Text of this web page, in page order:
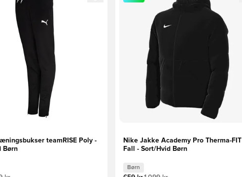
teamRISE Poly -
Børn
Nike Jakke Academy Pro Therma-FIT
Fall - Sort/Hvid Børn
Børn